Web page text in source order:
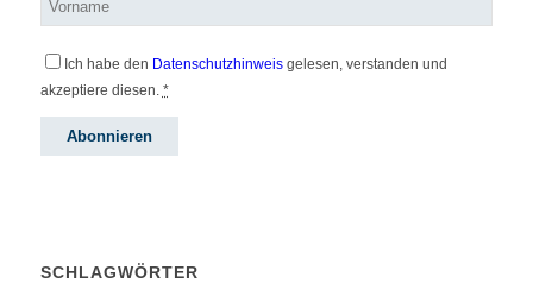
Ich habe den Datenschutzhinweisgelesen, verstanden und
akzeptiere diesen. *
SCHLAGWÖRTER